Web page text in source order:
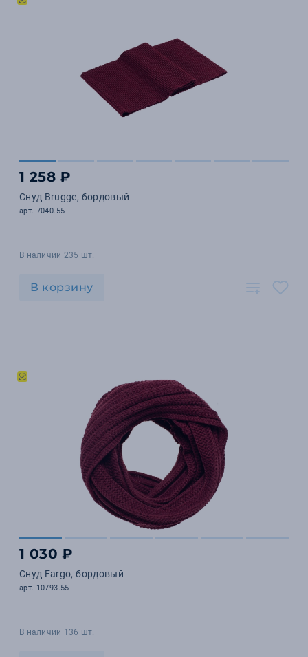
1 258 ₽
Снуд Brugge, бордовый
арт. 7040.55
В наличии 235 шт.
В корзину
1 030 ₽
Снуд Fargo, бордовый
арт. 10793.55
В наличии 136 шт.